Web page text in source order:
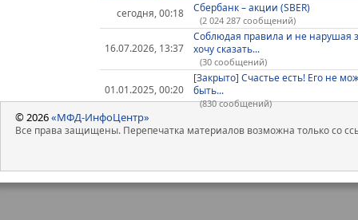
сегодня, 00:18
Сбербанк – акции (SBER)
(2 024 287 сообщений)
16.07.2026, 13:37
Соблюдая правила и не нарушая
хочу сказать...
(30 сообщений)
01.01.2025, 00:20
[Закрыто] Счастье есть! Его не
быть...
(830 сообщений)
© 2026«МФД-ИнфоЦентр»
Все права защищены. Перепечатка материалов возможна только со